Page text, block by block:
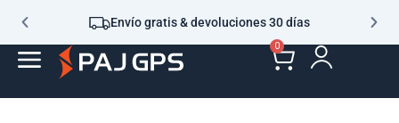
Envío gratis & devoluciones 30 días
0